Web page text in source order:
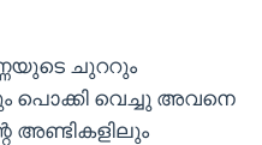
ചുററും
വെച്ചു അവനെ
അണ്ടികളിലും